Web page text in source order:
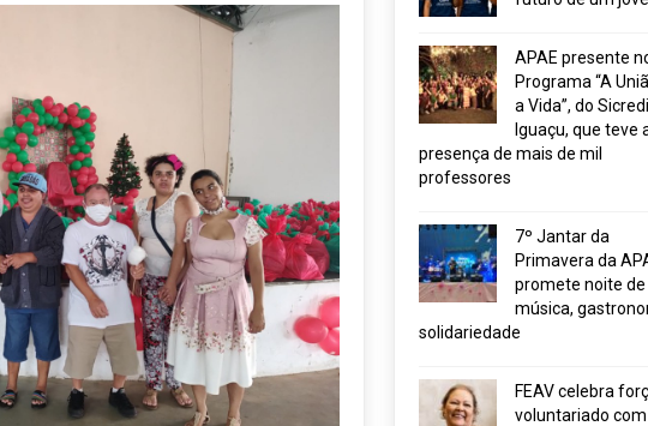
APAE presente
Programa “A
a Vida”, do Sicredi
Iguaçu, que teve
presença de mais de mil
professores
7º Jantar da
Primavera da
promete noite de
música,
solidariedade
FEAV celebra
voluntariado com